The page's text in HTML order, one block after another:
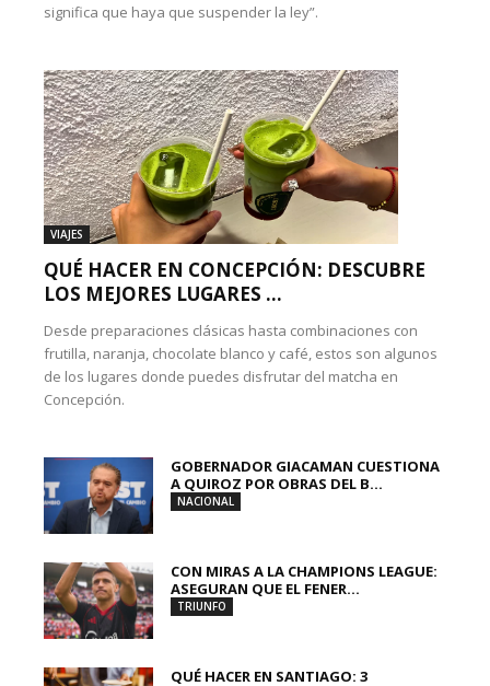
significa que haya que suspender la ley”.
VIAJES
QUÉ HACER EN CONCEPCIÓN: DESCUBRE
LOS MEJORES LUGARES ...
Desde preparaciones clásicas hasta combinaciones con
frutilla, naranja, chocolate blanco y café, estos son algunos
de los lugares donde puedes disfrutar del matcha en
Concepción.
GOBERNADOR GIACAMAN CUESTIONA
A QUIROZ POR OBRAS DEL B...
NACIONAL
CON MIRAS A LA CHAMPIONS LEAGUE:
ASEGURAN QUE EL FENER...
TRIUNFO
QUÉ HACER EN SANTIAGO: 3